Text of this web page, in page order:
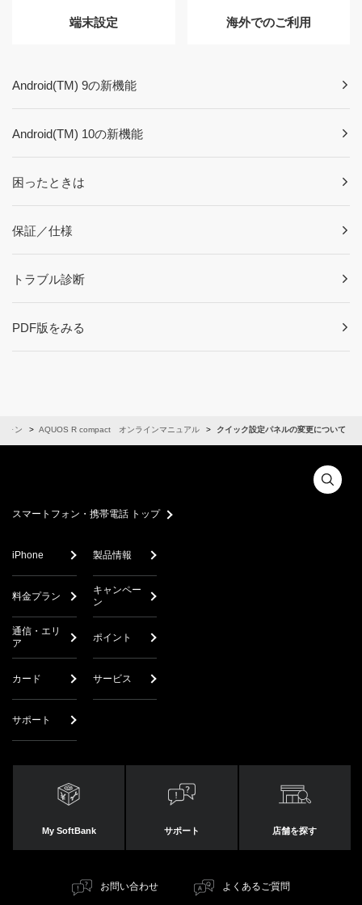
端末設定 海外でのご利用
Android(TM) 9の新機能
Android(TM) 10の新機能
困ったときは
保証／仕様
トラブル診断
PDF版をみる
ォン AQUOS R compact オンラインマニュアル クイック設定パネルの変更について
スマートフォン・携帯電話 トップ
iPhone 製品情報
料金プラン
キャンペー
ン
通信・エリ
ア
ポイント
カード サービス
サポート
My SoftBank サポート 店舗を探す
お問い合わせ よくあるご質問